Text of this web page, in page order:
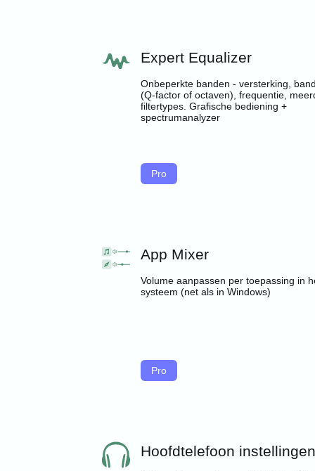
Expert Equalizer
Onbeperkte banden - versterking,
(Q-factor of octaven), frequentie,
filtertypes. Grafische bediening +
spectrumanalyzer
Pro
App Mixer
Volume aanpassen per toepassing in
systeem (net als in Windows)
Pro
Hoofdtelefoon instellingen